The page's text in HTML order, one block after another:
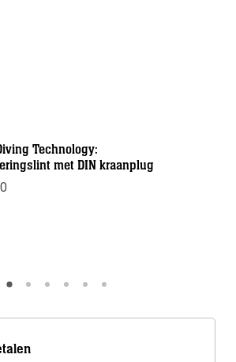
Technology:
met DIN kraanplug